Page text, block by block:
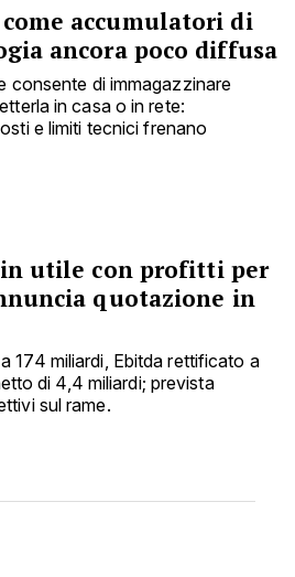
accumulatori di
ancora poco diffusa
consente di immagazzinare
in casa o in rete:
e limiti tecnici frenano
utile con profitti per
quotazione in
174 miliardi, Ebitda rettificato a
di 4,4 miliardi; prevista
sul rame.